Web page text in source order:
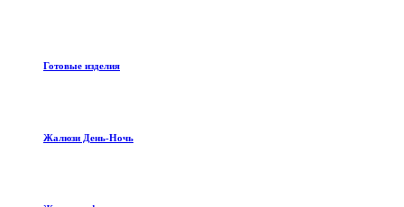
Готовые изделия
Жалюзи День-Ночь